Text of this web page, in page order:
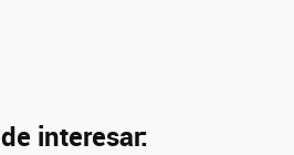
interesar: